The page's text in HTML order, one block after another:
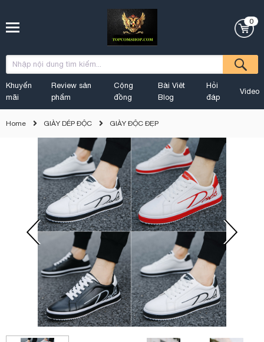
0
Khuyến
mãi
Review sản
phẩm
Cộng
đồng
Bài Viêt
Blog
Hỏi
đáp
Video
Home GIÀY DÉP ĐỘC GIÀY ĐỘC ĐẸP